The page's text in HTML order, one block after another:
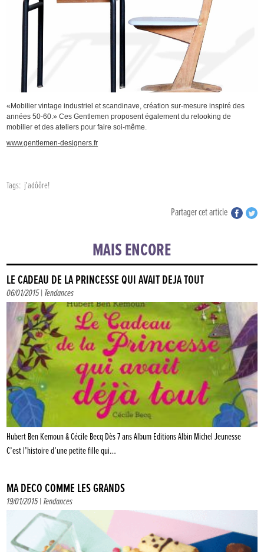
«Mobilier vintage industriel et scandinave, création sur-mesure inspiré des
années 50-60.» Ces Gentlemen proposent également du relooking de
mobilier et des ateliers pour faire soi-même.
www.gentlemen-designers.fr
Tags: j'adôôre!
Partager cet article
MAIS ENCORE
LE CADEAU DE LA PRINCESSE QUI AVAIT DÉJÀ TOUT
06/01/2015 |Tendances
Hubert Ben Kemoun & Cécile Becq Dès 7 ans Album Editions Albin Michel Jeunesse
C’est l’histoire d’une petite fille qui…
MA DÉCO COMME LES GRANDS
19/01/2015 |Tendances